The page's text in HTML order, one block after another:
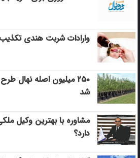
وارادات شربت هندی
۲۵۰ میلیون اصله نهال
شد
مشاوره با بهترین وکیل
دارد؟